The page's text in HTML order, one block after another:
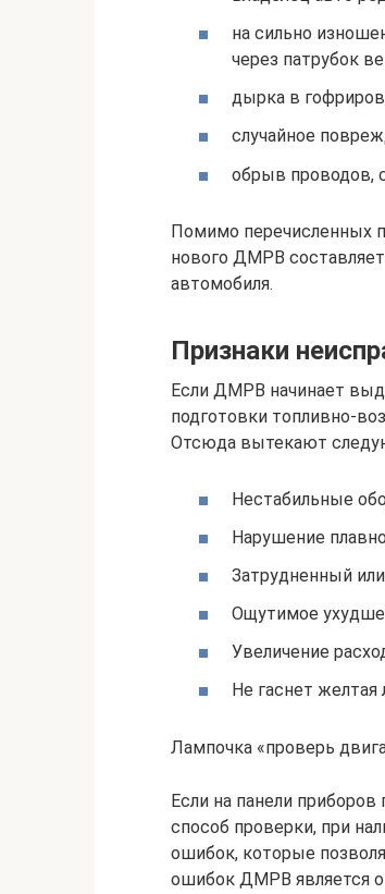
на сильно
через патрубок
дырка в
случайное
обрыв проводов,
Помимо перечисленных
нового ДМРВ
автомобиля.
Признаки
Если ДМРВ начинает
подготовки топливно-
Отсюда вытекают
Нестабильные
Нарушение
Затрудненный
Ощутимое
Увеличение
Не гаснет желтая
Лампочка «проверь
Если на панели
способ проверки, при
ошибок, которые
ошибок ДМРВ является